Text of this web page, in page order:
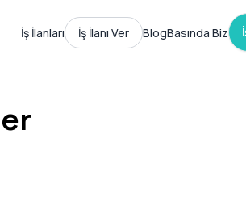
İş İlanları İş İlanı Ver BlogBasında Biz